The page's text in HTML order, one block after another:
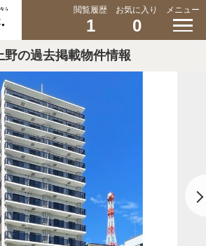
閲覧履歴
1
お気に入り
0
メニュー
の過去掲載物件情報